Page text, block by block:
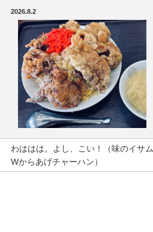
2026.8.2
わははは。よし、こい！（味のイサム
Wからあげチャーハン）